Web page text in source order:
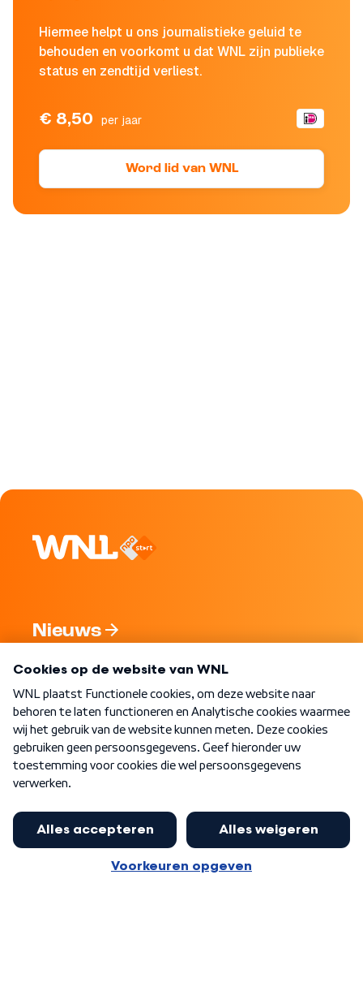
Hiermee helpt u ons journalistieke geluid te
behouden en voorkomt u dat WNL zijn publieke
status en zendtijd verliest.
€ 8,50 per jaar
Word lid van WNL
Nieuws
Nieuwsbrief
Word Lid